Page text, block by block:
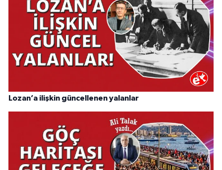
Lozan’a ilişkin güncellenen yalanlar